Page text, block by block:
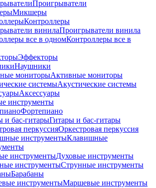
Проигрыватели
Микшеры
Контроллеры
винилаПроигрыватели винила
все в одномКонтроллеры все в
Эффекторы
Наушники
мониторыАктивные мониторы
системыАкустические системы
Аксессуары
инструменты
Фортепиано
и бас-гитарыГитары и бас-гитары
перкуссияОркестровая перкуссия
инструментыКлавишные
инструментыДуховые инструменты
инструментыСтрунные инструменты
Барабаны
инструментыМаршевые инструменты